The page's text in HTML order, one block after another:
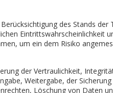
des Stands
Eintrittswahrscheinlichkeit
um ein dem Risiko
der Vertraulichkeit,
Weitergabe, der
Löschung von Daten